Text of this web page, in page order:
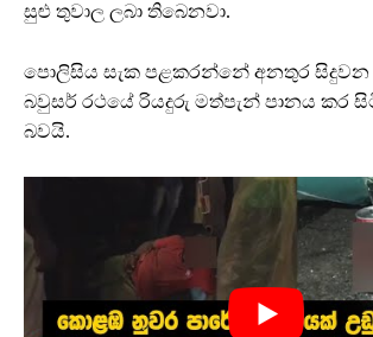
සුළු තුවාල ලබා තිබෙනවා.
පොලිසිය සැක පළකරන්නේ අනතුර සිදුවන
බවුසර් රථයේ රියදුරු මත්පැන් පානය කර
බවයි.